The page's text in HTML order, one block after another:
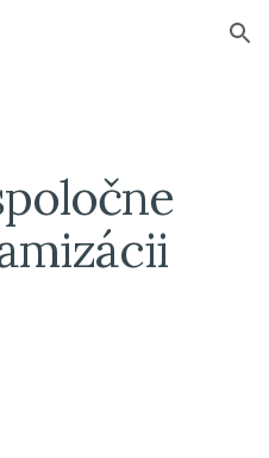
Skip to navigation